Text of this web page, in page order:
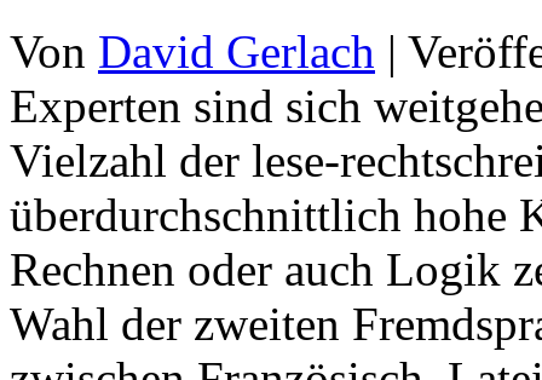
Von David Gerlach |
Experten sind sich
Vielzahl der lese-
überdurchschnittlich hohe
Rechnen oder auch Logik
Wahl der zweiten